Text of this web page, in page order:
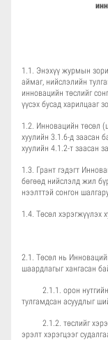
1.1. Энэхүү журмын
аймаг, нийслэлийн
инновацийн төслийг
үүсэх бусад харилцааг
1.2. Инновацийн төсөл
хуулийн 3.1.6-д заасан
хуулийн 4.1.2-т заасан
1.3. Грант гэдэгт
бөгөөд нийслэлд жил
нээлттэй сонгон
1.4. Төсөл хэрэгжүүлэх
2.1. Төсөл нь
шаардлагыг хангасан
2.1.1. орон нутгийн
тулгамдсан асуудлыг
2.1.2. төслийг
эрэлт хэрэгцээг